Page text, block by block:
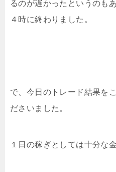
るのが遅かったというのも
４時に終わりました。
で、今日のトレード結果を
ださいました。
１日の稼ぎとしては十分な